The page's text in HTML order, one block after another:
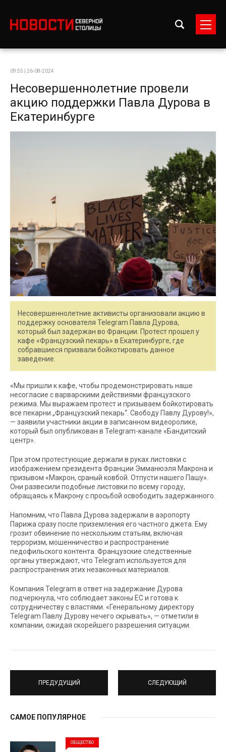
09:55 | 26-08-2024
Несовершеннолетние провели
акцию поддержки Павла Дурова в
Екатеринбурге
Несовершеннолетние активисты организовали акцию в
поддержку основателя Telegram Павла Дурова,
который был задержан во Франции. Протест прошел у
кафе «Французский пекарь» в Екатеринбурге, где
собравшиеся призвали бойкотировать данное
заведение.
«Мы пришли к кафе, чтобы продемонстрировать наше
несогласие с варварскими действиями французского
режима. Мы выражаем протест и призываем бойкотировать
все пекарни „Французский пекарь“. Свободу Павлу Дурову!»,
— заявили участники акции в записанном видеоролике,
который был опубликован в Telegram-канале «Бандитский
центр».
При этом протестующие держали в руках листовки с
изображением президента Франции Эмманюэля Макрона и
призывом «Макрон, сраный ковбой. Отпусти нашего Пашу».
Они развесили подобные листовки по всему городу,
обращаясь к Макрону с просьбой освободить задержанного.
Напомним, что Павла Дурова задержали в аэропорту
Парижа сразу после приземления его частного джета. Ему
грозит обвинение по нескольким статьям, включая
терроризм, мошенничество и распространение
педофильского контента. Французские следственные
органы утверждают, что Telegram используется для
распространения этих незаконных материалов.
Компания Telegram в ответ на задержание Дурова
подчеркнула, что соблюдает законы ЕС и готова к
сотрудничеству с властями. «Генеральному директору
Telegram Павлу Дурову нечего скрывать», — отметили в
компании, ожидая скорейшего разрешения ситуации.
ПРЕДУДУЩИЙ СЛЕДУЮЩИЙ
САМОЕ ПОПУЛЯРНОЕ
ОБЩЕСТВО